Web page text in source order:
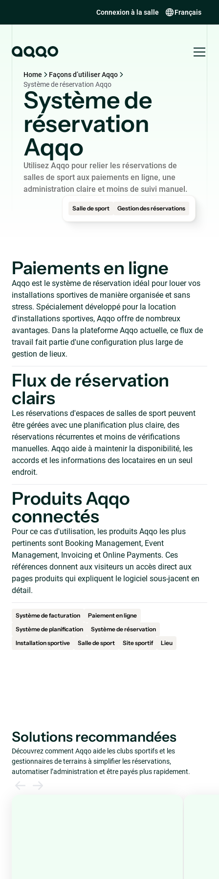
Connexion à la salle Français
Home
Façons d’utiliser Aqqo
Système de réservation Aqqo
Système de
réservation
Aqqo
Utilisez Aqqo pour relier les réservations de
salles de sport aux paiements en ligne, une
administration claire et moins de suivi manuel.
Salle de sport Gestion des réservations
Paiements en ligne
Aqqo est le système de réservation idéal pour louer vos
installations sportives de manière organisée et sans
stress. Spécialement développé pour la location
d'installations sportives, Aqqo offre de nombreux
avantages. Dans la plateforme Aqqo actuelle, ce flux de
travail fait partie d'une configuration plus large de
gestion de lieux.
Flux de réservation
clairs
Les réservations d'espaces de salles de sport peuvent
être gérées avec une planification plus claire, des
réservations récurrentes et moins de vérifications
manuelles. Aqqo aide à maintenir la disponibilité, les
accords et les informations des locataires en un seul
endroit.
Produits Aqqo
connectés
Pour ce cas d'utilisation, les produits Aqqo les plus
pertinents sont Booking Management, Event
Management, Invoicing et Online Payments. Ces
références donnent aux visiteurs un accès direct aux
pages produits qui expliquent le logiciel sous-jacent en
détail.
Système de facturation
Paiement en ligne
Système de planification
Système de réservation
Installation sportive
Salle de sport Site sportif Lieu
Solutions recommandées
Découvrez comment Aqqo aide les clubs sportifs et les
gestionnaires de terrains à simplifier les réservations,
automatiser l’administration et être payés plus rapidement.